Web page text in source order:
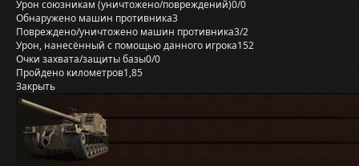
Урон союзникам (уничтожено/повреждений)0/0
Обнаружено машин противника3
Повреждено/уничтожено машин противника3/2
Урон, нанесённый с помощью данного игрока152
Очки захвата/защиты базы0/0
Пройдено километров1,85
Закрыть